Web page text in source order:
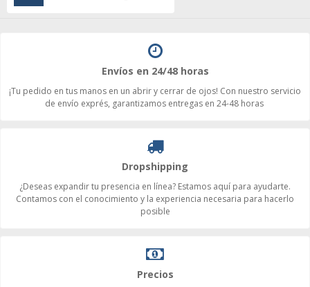
Envíos en 24/48 horas
¡Tu pedido en tus manos en un abrir y cerrar de ojos! Con nuestro servicio
de envío exprés, garantizamos entregas en 24-48 horas
Dropshipping
¿Deseas expandir tu presencia en línea? Estamos aquí para ayudarte.
Contamos con el conocimiento y la experiencia necesaria para hacerlo
posible
Precios